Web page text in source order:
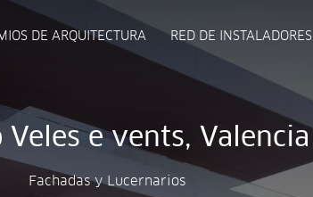
DE ARQUITECTURA RED DE INSTALADORES
e vents, Valencia
Fachadas y Lucernarios